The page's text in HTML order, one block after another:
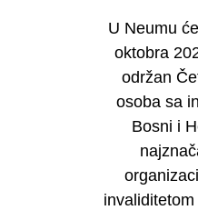
U Neumu
oktobra
održan
osoba sa
Bosni i